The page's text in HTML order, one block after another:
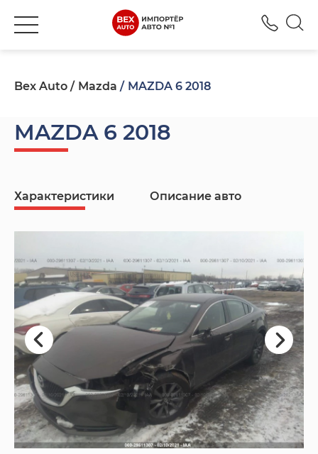
Bex Auto Mazda MAZDA 6 2018
MAZDA 6 2018
Характеристики Описание авто